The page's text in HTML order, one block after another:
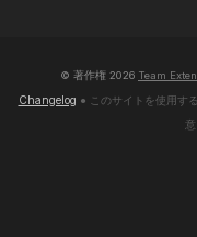
© 著作権 2026 Team
Changelog ● このサイトを使用す